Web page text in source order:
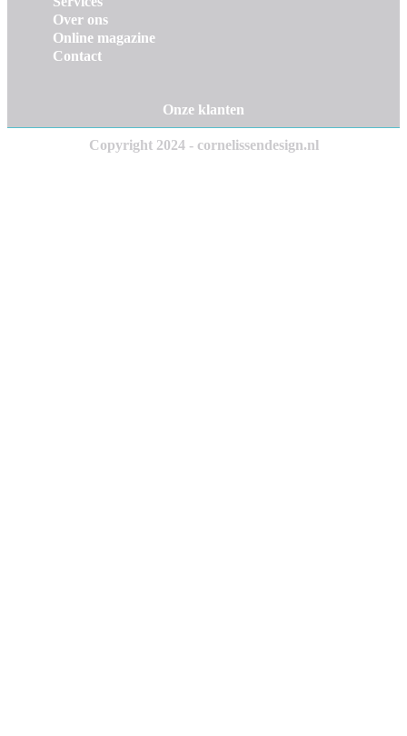
Over ons
Online magazine
Contact
Onze klanten
Copyright 2024 - cornelissendesign.nl